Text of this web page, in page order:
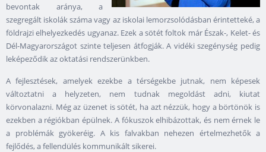
bevontak aránya, a
szegregált iskolák száma vagy az iskolai lemorzsolódásban érintetteké, a
földrajzi elhelyezkedés ugyanaz. Ezek a sötét foltok már Észak-, Kelet- és
Dél-Magyarországot szinte teljesen átfogják. A vidéki szegénység pedig
leképeződik az oktatási rendszerünkben.
A fejlesztések, amelyek ezekbe a térségekbe jutnak, nem képesek
változtatni a helyzeten, nem tudnak megoldást adni, kiutat
körvonalazni. Még az üzenet is sötét, ha azt nézzük, hogy a börtönök is
ezekben a régiókban épülnek. A fókuszok elhibázottak, és nem érnek le
a problémák gyökeréig. A kis falvakban nehezen értelmezhetők a
fejlődés, a fellendülés kommunikált sikerei.